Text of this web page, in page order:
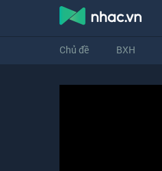
Chủ đề BXH